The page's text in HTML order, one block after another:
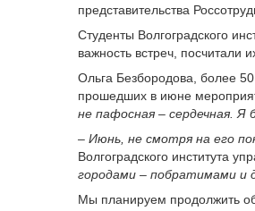
представительства
Студенты Волгоградского
важность встреч,
Ольга Безбородова, более
прошедших в июне
не пафосная – сердечная.
– Июнь, не смотря на его
Волгоградского института
городами – побратимами и
Мы планируем продолжить